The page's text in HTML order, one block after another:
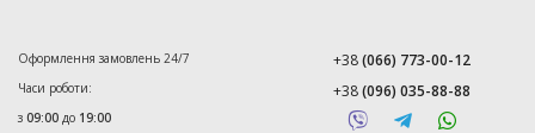
Оформлення замовлень 24/7
Часи роботи:
з 09:00 до 19:00
+38(066) 773-00-12
+38(096) 035-88-88